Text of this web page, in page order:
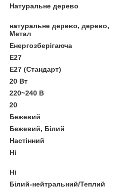
Натуральне дерево
натуральне дерево, дерево,
Метал
Енергозберігаюча
E27
E27 (Стандарт)
20 Вт
220~240 В
20
Бежевий
Бежевий, Білий
Настінний
Ні
Ні
Білий-нейтральний/Теплий